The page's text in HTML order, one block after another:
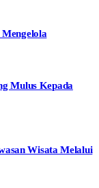
Mulus Kepada
Wisata Melalui